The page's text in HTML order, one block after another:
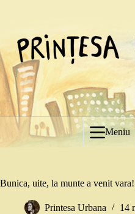
Meniu
Bunica, uite, la munte a venit vara!
Printesa Urbana
14